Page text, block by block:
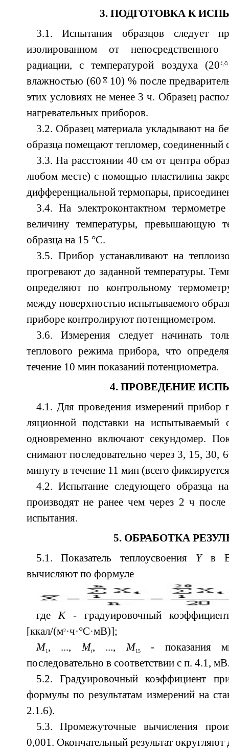
3. ПОДГОТОВКА К
3.1. Испытания образцов следует
изолированном от непосредственного
радиации, с температурой воздуха (20
влажностью (60
10) % после
этих условиях не менее 3 ч. Образец
нагревательных приборов.
3.2. Образец материала укладывают на
образца помещают тепломер, соединенный
3.3. На расстоянии 40 см от центра
любом месте) с помощью пластилина
дифференциальной термопары,
3.4. На электроконтактном
величину температуры, превышающую
образца на 15 °С.
3.5. Прибор устанавливают на
прогревают до заданной температуры.
определяют по контрольному
между поверхностью испытываемого
приборе контролируют потенциометром.
3.6. Измерения следует начинать
теплового режима прибора, что
течение 10 мин показаний потенциометра.
4. ПРОВЕДЕНИЕ
4.1. Для проведения измерений прибор
ляционной подставки на испытываемый
одновременно включают секундомер.
снимают последовательно через 3, 15, 30,
минуту в течение 11 мин (всего
4.2. Испытание следующего образца
производят не ранее чем через 2 ч
испытания.
5. ОБРАБОТКА
5.1. Показатель теплоусвоения Yв
вычисляют по формуле
где К- градуировочный
[ккал/(м2·ч·°С·мВ)];
М1 , ..., Мi, ..., М15- показания
последовательно в соответствии с п. 4.1,
5.2. Градуировочный коэффициент
формулы по результатам измерений на
2.1.6).
5.3. Промежуточные вычисления
0,001. Окончательный результат округляют